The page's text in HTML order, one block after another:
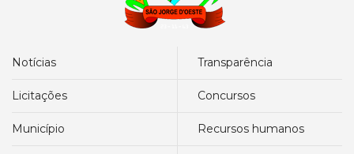
notícias transparência
licitações concursos
município recursos humanos